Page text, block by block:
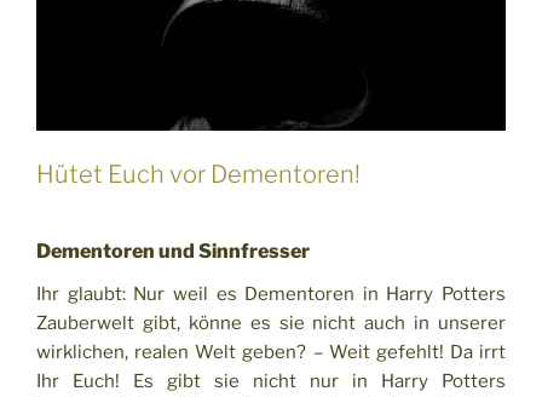
Hütet Euch vor Dementoren!
Dementoren und Sinnfresser
Ihr glaubt: Nur weil es Dementoren in Harry Potters
Zauberwelt gibt, könne es sie nicht auch in unserer
wirklichen, realen Welt geben? – Weit gefehlt! Da irrt
Ihr Euch! Es gibt sie nicht nur in Harry Potters